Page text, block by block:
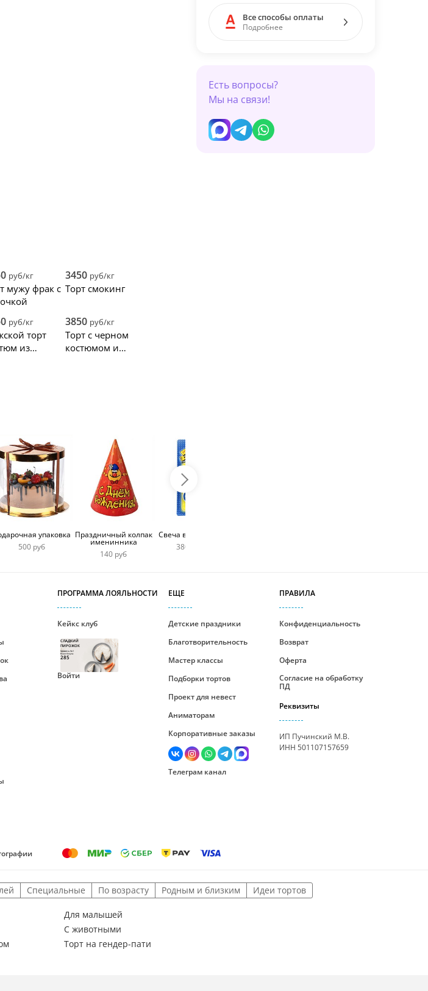
Все способы оплаты
Подробнее
Есть вопросы?
Мы на связи!
руб/кг
мужу фрак с
3450 руб/кг
Торт смокинг
руб/кг
торт
из
3850 руб/кг
Торт с черном
костюмом и
упаковка
500 руб
Праздничный колпак
именинника
140 руб
Свеча в виде цифры
380 руб шт
ПРОГРАММА ЛОЯЛЬНОСТИ
Кейкс клуб
СЛАДКИЙ
ПИРОЖОК
Уровень №1
Ваши бонусы
285
Войти
ЕЩЕ
Детские праздники
Благотворительность
Мастер классы
Подборки тортов
Проект для невест
Аниматорам
Корпоративные заказы
Телеграм канал
ПРАВИЛА
Конфиденциальность
Возврат
Оферта
Согласие на обработку
ПД
Реквизиты
ИП Пучинский М.В.
ИНН 501107157659
Специальные По возрасту Родным и близким Идеи тортов
Для малышей
С животными
Торт на гендер-пати